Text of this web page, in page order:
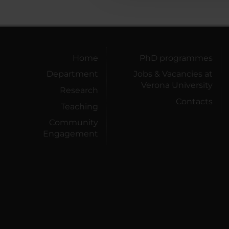
Home
Department
Research
Teaching
Community
Engagement
PhD programmes
Jobs & Vacancies at
Verona University
Contacts